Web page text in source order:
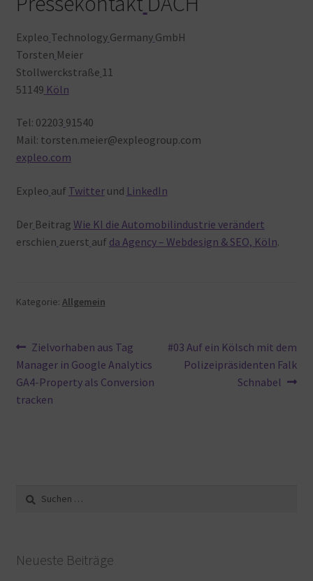
Expleo Technology Germany GmbH
Torsten Meier
Stollwerckstraße 11
51149 Köln
Tel: 02203 91540
Mail: torsten.meier@expleogroup.com
expleo.com
Expleo auf Twitterund LinkedIn
Der Beitrag Wie KI die Automobilindustrie verändert
erschien zuerst auf da Agency – Webdesign & SEO, Köln.
Kategorie: Allgemein
Beitragsnavigation
Vorheriger
Beitrag:
Zielvorhaben aus Tag
Manager in Google Analytics
GA4-Property als Conversion
tracken
Nächster
Beitrag:
#03 Auf ein Kölsch mit dem
Polizeipräsidenten Falk
Schnabel
nach:
Neueste Beiträge